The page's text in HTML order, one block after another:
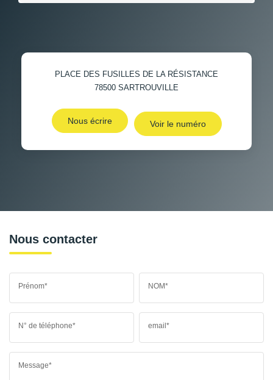
PLACE DES FUSILLES DE LA RÉSISTANCE
78500 SARTROUVILLE
Nous écrire Voir le numéro
Nous contacter
Prénom* NOM*
N° de téléphone* email*
Message*